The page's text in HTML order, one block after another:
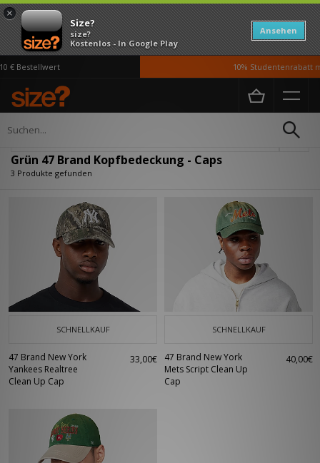
×
Size?
size?
Kostenlos - In Google Play
Ansehen
€ Bestellwert 10% Studentenrabatt
Home Damen
Grün 47 Brand Kopfbedeckung - Caps
3 Produkte gefunden
SCHNELLKAUF
47 Brand New York
Yankees Realtree
Clean Up Cap
33,00€
SCHNELLKAUF
47 Brand New York
Mets Script Clean Up
Cap
40,00€